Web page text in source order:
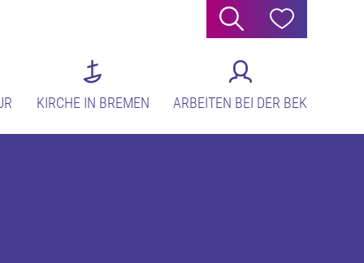
Suche Hilfe
KIRCHE IN BREMEN ARBEITEN BEI DER BEK